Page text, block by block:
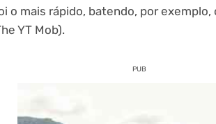
o mais rápido, batendo, por exemplo,
YT Mob).
PUB